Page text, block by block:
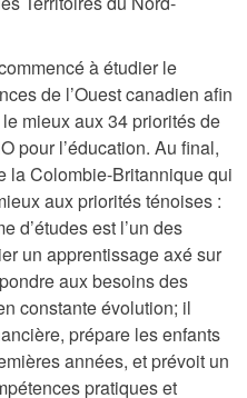
à étudier le
de l’Ouest canadien afin
mieux aux 34 priorités de
pour l’éducation. Au final,
la Colombie-Britannique qui
aux priorités ténoises :
d’études est l’un des
un apprentissage axé sur
aux besoins des
constante évolution; il
prépare les enfants
années, et prévoit un
pratiques et